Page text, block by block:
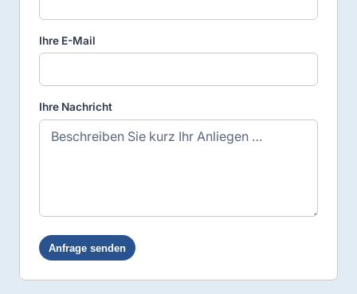
Ihre E-Mail
Ihre Nachricht